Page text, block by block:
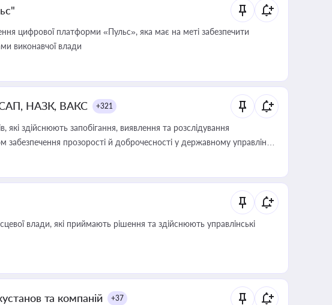
цифрової платформи «Пульс», яка має на меті забезпечити
виконавчої влади
САП, НАЗК, ВАКС +321
здійснюють запобігання, виявлення та розслідування
прозорості й доброчесності у державному управлінні
влади, які приймають рішення та здійснюють управлінські
та компаній +37